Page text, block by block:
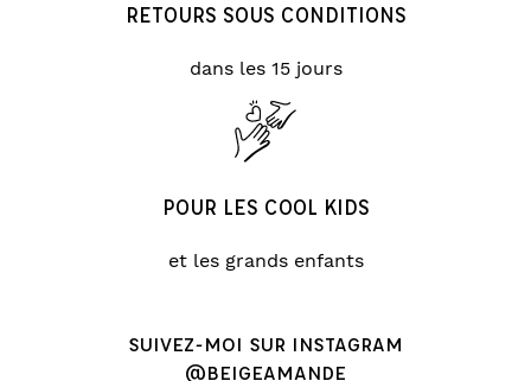
RETOURS SOUS CONDITIONS
dans les 15 jours
POUR LES COOL KIDS
et les grands enfants
SUIVEZ-MOI SUR INSTAGRAM
@BEIGEAMANDE